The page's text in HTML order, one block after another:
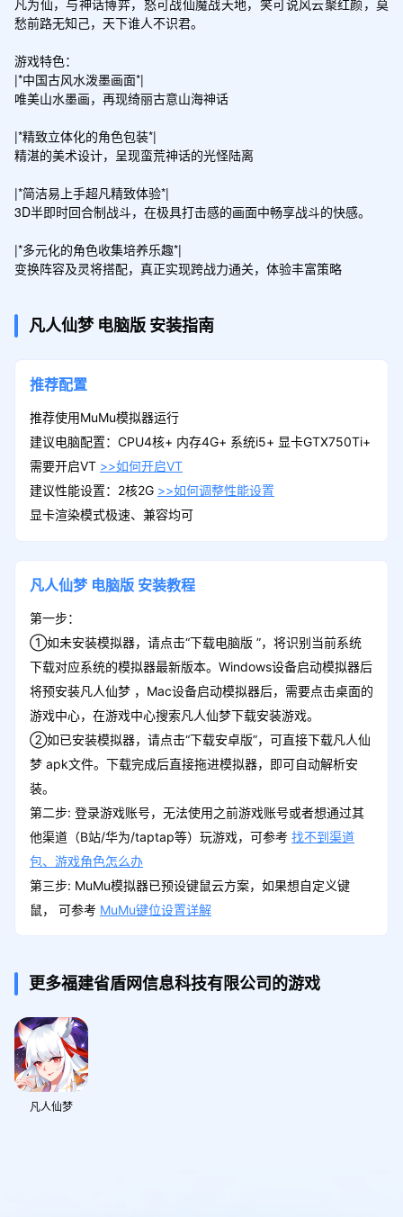
愁前路无知己，天下谁人不识君。
游戏特色：
|*中国古风水泼墨画面*|
唯美山水墨画，再现绮丽古意山海神话
|*精致立体化的角色包装*|
精湛的美术设计，呈现蛮荒神话的光怪陆离
|*简洁易上手超凡精致体验*|
3D半即时回合制战斗，在极具打击感的画面中畅享战斗的快感。
|*多元化的角色收集培养乐趣*|
变换阵容及灵将搭配，真正实现跨战力通关，体验丰富策略
凡人仙梦 电脑版 安装指南
推荐配置
推荐使用MuMu模拟器运行
建议电脑配置：CPU4核+ 内存4G+ 系统i5+ 显卡GTX750Ti+
需要开启VT >>如何开启VT
建议性能设置：2核2G >>如何调整性能设置
显卡渲染模式极速、兼容均可
凡人仙梦 电脑版 安装教程
第一步：
①如未安装模拟器，请点击“下载电脑版 ”，将识别当前系统
下载对应系统的模拟器最新版本。Windows设备启动模拟器后
将预安装凡人仙梦 ，Mac设备启动模拟器后，需要点击桌面的
游戏中心，在游戏中心搜索凡人仙梦下载安装游戏。
②如已安装模拟器，请点击“下载安卓版”，可直接下载凡人仙
梦 apk文件。下载完成后直接拖进模拟器，即可自动解析安
装。
第二步: 登录游戏账号，无法使用之前游戏账号或者想通过其
他渠道（B站/华为/taptap等）玩游戏，可参考 找不到渠道
包、游戏角色怎么办
第三步: MuMu模拟器已预设键鼠云方案，如果想自定义键
鼠， 可参考 MuMu键位设置详解
更多福建省盾网信息科技有限公司的游戏
凡人仙梦